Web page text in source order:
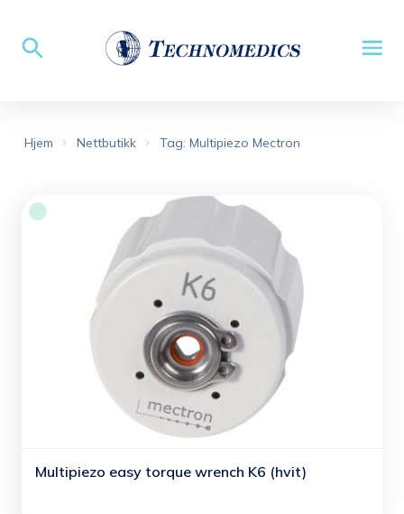
Hjem Nettbutikk Tag: Multipiezo Mectron
Multipiezo easy torque wrench K6 (hvit)